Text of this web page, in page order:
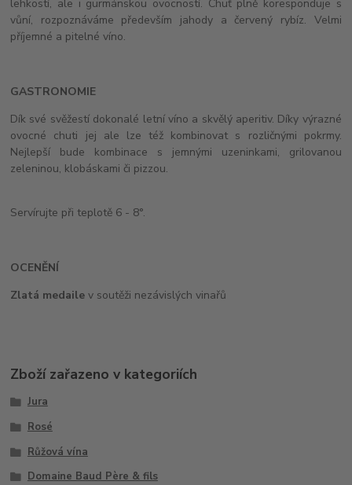
lehkostí, ale i gurmánskou ovocností. Chuť plně koresponduje s
vůní, rozpoznáváme především jahody a červený rybíz. Velmi
příjemné a pitelné víno.
GASTRONOMIE
Dík své svěžestí dokonalé letní víno a skvělý aperitiv. Díky výrazné
ovocné chuti jej ale lze též kombinovat s rozličnými pokrmy.
Nejlepší bude kombinace s jemnými uzeninkami, grilovanou
zeleninou, klobáskami či pizzou.
Servírujte při teplotě 6 - 8°.
OCENĚNÍ
Zlatá medaile v soutěži nezávislých vinařů
Zboží zařazeno v kategoriích
Jura
Rosé
Růžová vína
Domaine Baud Père & fils